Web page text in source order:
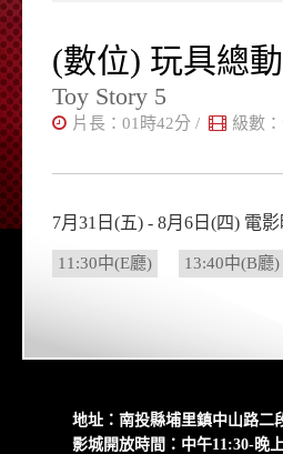
(數位) 玩具總
Toy Story 5
片長：01時42分 / 級數
7月31日(五) - 8月6日(四) 電
11:30中(E廳) 13:40中(B廳)
地址：南投縣埔里鎮中山路
影城開放時間：中午11:30-